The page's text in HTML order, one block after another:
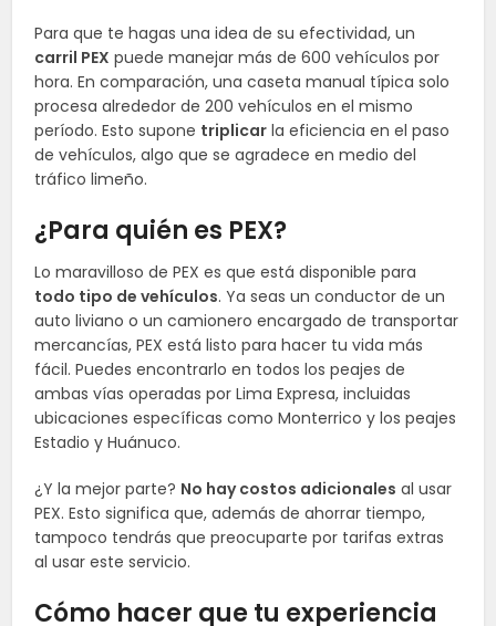
Para que te hagas una idea de su efectividad, un
carril PEX puede manejar más de 600 vehículos por
hora. En comparación, una caseta manual típica solo
procesa alrededor de 200 vehículos en el mismo
período. Esto supone triplicar la eficiencia en el paso
de vehículos, algo que se agradece en medio del
tráfico limeño.
¿Para quién es PEX?
Lo maravilloso de PEX es que está disponible para
todo tipo de vehículos. Ya seas un conductor de un
auto liviano o un camionero encargado de transportar
mercancías, PEX está listo para hacer tu vida más
fácil. Puedes encontrarlo en todos los peajes de
ambas vías operadas por Lima Expresa, incluidas
ubicaciones específicas como Monterrico y los peajes
Estadio y Huánuco.
¿Y la mejor parte? No hay costos adicionales al usar
PEX. Esto significa que, además de ahorrar tiempo,
tampoco tendrás que preocuparte por tarifas extras
al usar este servicio.
Cómo hacer que tu experiencia